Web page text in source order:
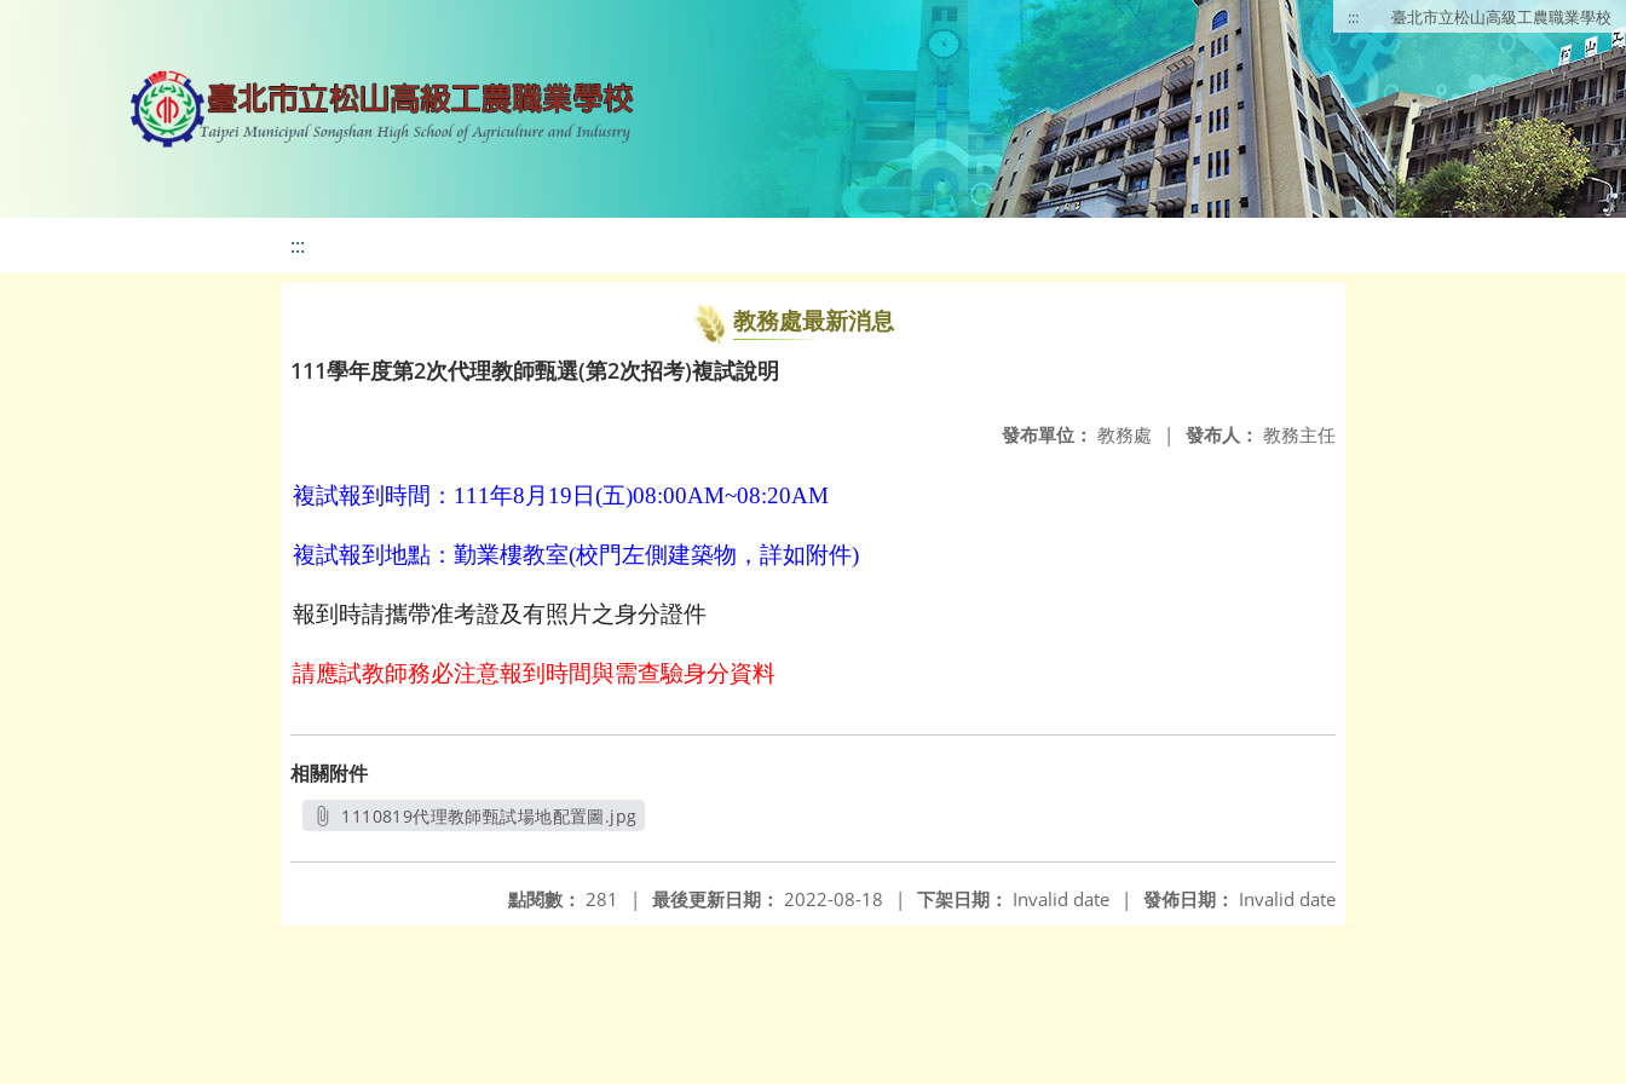
::: 臺北市立松山高級工農職業學校
:::
教務處最新消息
111學年度第2次代理教師甄選(第2次招考)複試說明
發布人： 教務主任
發布單位： 教務處 |
複試報到時間： 111年8 月 19 日(五)08:00AM~08:20AM
複試報到地點：勤業樓教室(校門左側建築物，詳如附件)
報到時請攜帶准考證及有照片之身分證件
請應試教師務必注意報到時間與需查驗身分資料
相關附件
1110819代理教師甄試場地配置圖.jpg
發佈日期： Invalid date
下架日期： Invalid date |
最後更新日期： 2022-08-18 |
點閱數： 281 |